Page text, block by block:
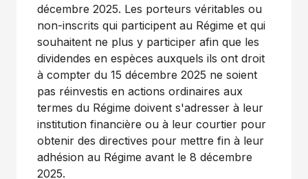
décembre 2025. Les porteurs véritables ou
non-inscrits qui participent au Régime et qui
souhaitent ne plus y participer afin que les
dividendes en espèces auxquels ils ont droit
à compter du 15 décembre 2025 ne soient
pas réinvestis en actions ordinaires aux
termes du Régime doivent s'adresser à leur
institution financière ou à leur courtier pour
obtenir des directives pour mettre fin à leur
adhésion au Régime avant le 8 décembre
2025.